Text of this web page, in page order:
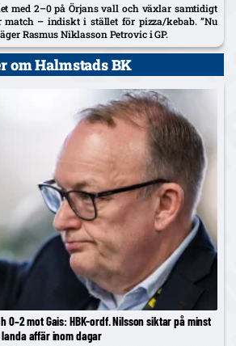
med 2–0 på Örjans vall och växlar samtidigt
match – indiskt i stället för pizza/kebab. ”Nu
Rasmus Niklasson Petrovic i GP.
om Halmstads BK
0–2 mot Gais: HBK-ordf. Nilsson siktar på minst
affär inom dagar